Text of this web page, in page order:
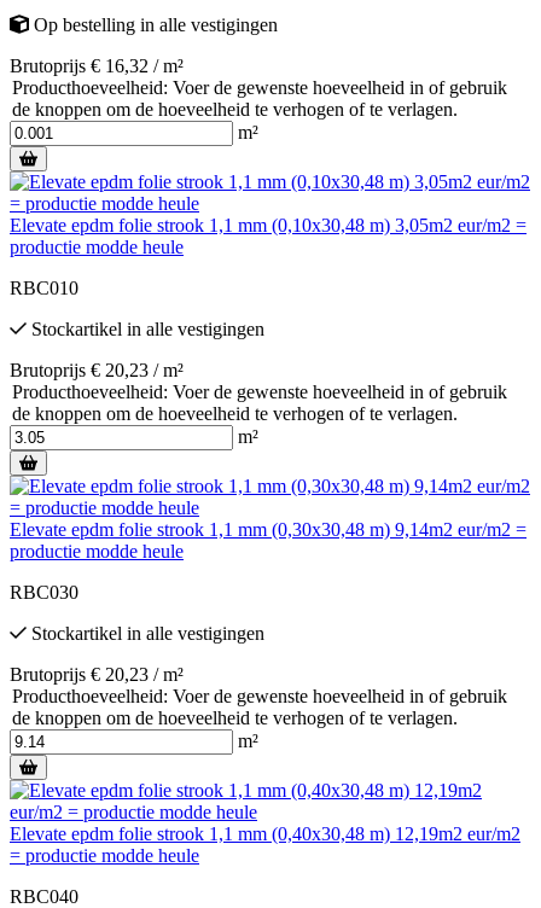
Op bestelling in alle vestigingen
Brutoprijs € 16,32 / m²
Producthoeveelheid: Voer de gewenste hoeveelheid in of gebruik
de knoppen om de hoeveelheid te verhogen of te verlagen.
m²
Elevate epdm folie strook 1,1 mm (0,10x30,48 m) 3,05m2 eur/m2 =
productie modde heule
RBC010
Stockartikel in alle vestigingen
Brutoprijs € 20,23 / m²
Producthoeveelheid: Voer de gewenste hoeveelheid in of gebruik
de knoppen om de hoeveelheid te verhogen of te verlagen.
m²
Elevate epdm folie strook 1,1 mm (0,30x30,48 m) 9,14m2 eur/m2 =
productie modde heule
RBC030
Stockartikel in alle vestigingen
Brutoprijs € 20,23 / m²
Producthoeveelheid: Voer de gewenste hoeveelheid in of gebruik
de knoppen om de hoeveelheid te verhogen of te verlagen.
m²
Elevate epdm folie strook 1,1 mm (0,40x30,48 m) 12,19m2 eur/m2
= productie modde heule
RBC040